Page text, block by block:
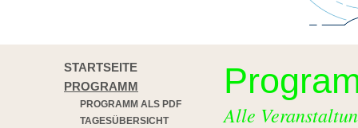
STARTSEITE
PROGRAMM
PROGRAMM ALS PDF
TAGESÜBERSICHT
Alle